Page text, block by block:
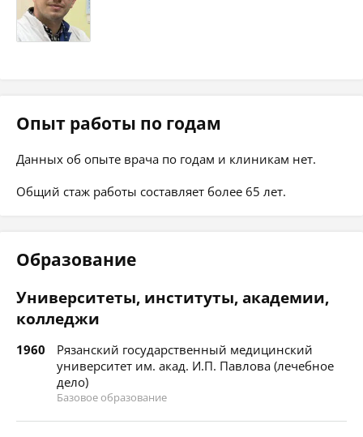
Опыт работы по годам
Данных об опыте врача по годам и клиникам нет.
Общий стаж работы составляет более 65 лет.
Образование
Университеты, институты, академии,
колледжи
1960
Рязанский государственный медицинский
университет им. акад. И.П. Павлова (лечебное
дело)
Базовое образование